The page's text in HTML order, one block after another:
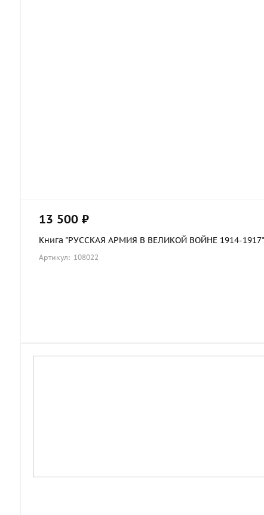
13 500 ₽
Книга "РУССКАЯ АРМИЯ В ВЕЛИКОЙ ВОЙНЕ 1914-
Артикул: 108022